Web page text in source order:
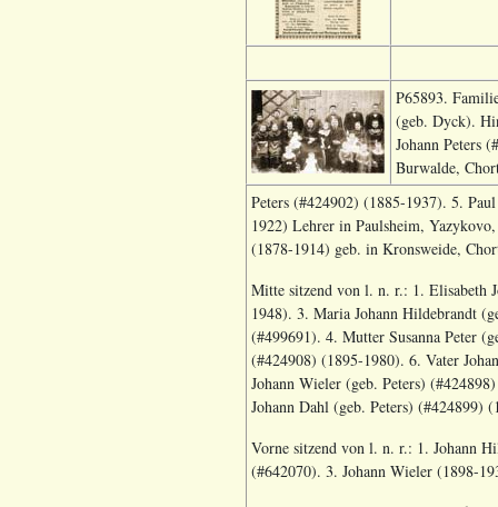
P65893.
(geb. Dyck).
Johann Peters
Burwalde,
Peters (#424902) (1885-1937). 5.
1922) Lehrer in Paulsheim,
(1878-1914) geb. in Kronsweide,
Mitte sitzend von l. n. r.: 1. Elisabeth
1948). 3. Maria Johann Hildebrandt
(#499691). 4. Mutter Susanna Peter
(#424908) (1895-1980). 6. Vater
Johann Wieler (geb. Peters)
Johann Dahl (geb. Peters) (#424899)
Vorne sitzend von l. n. r.: 1. Johann
(#642070). 3. Johann Wieler (1898-